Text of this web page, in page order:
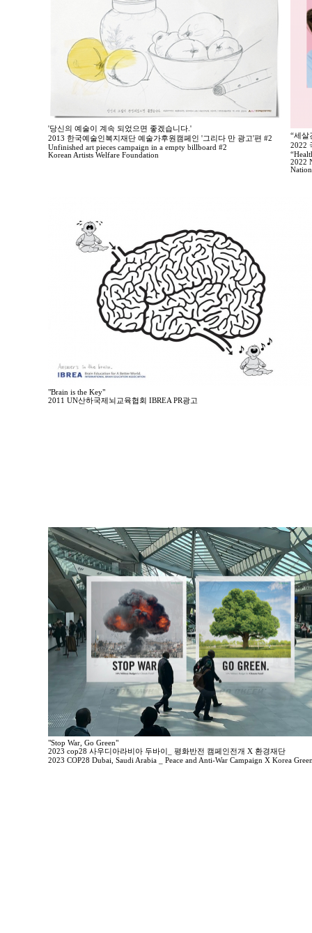
'당신의 예술이 계속 되었으면 좋겠습니다.'
2013 한국예술인복지재단 예술가후원캠페인 '그리다 만 광고'편 #2
Unfinished art pieces campaign in a empty billboard #2
Korean Artists Welfare Foundation
“세살
2022
2022
"Brain is the Key"
2011 UN산하국제뇌교육협회 IBREA PR광고
"Stop War, Go Green"
2023 cop28 사우디아라비아 두바이_ 평화반전 캠페인전개 X 환경재단
2023 COP28 Dubai, Saudi Arabia _ Peace and Anti-War Campaign X Korea